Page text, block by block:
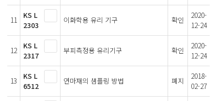
11
KS L
2303
이화학용 유리 기구 확인
2020-
12-24
12
KS L
2317
부피측정용 유리기구 확인
2020-
12-24
13
KS L
6512
연마재의 샘플링 방법 폐지
2018-
02-27